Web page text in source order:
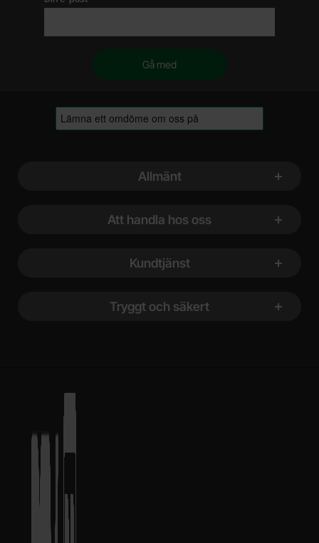
Allmänt
Att handla hos oss
Kundtjänst
Tryggt och säkert